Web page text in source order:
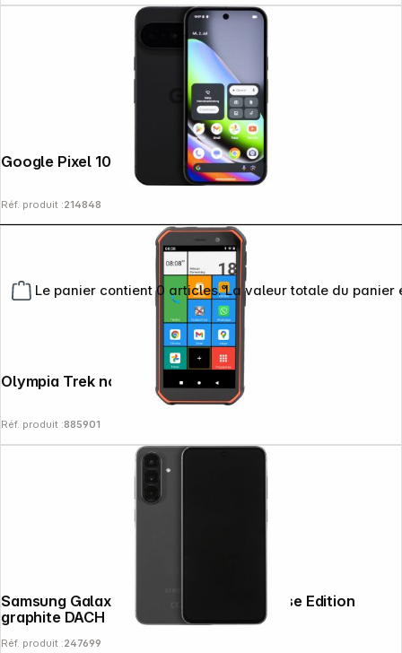
Le panier contient 0 articles. La valeur totale du panier
Google Pixel 10 (128GB) obsidian
Réf. produit :214848
Olympia Trek noir/orange
Réf. produit :885901
Samsung Galaxy A56 5G 128GB Enterprise Edition
graphite DACH
Réf. produit :247699